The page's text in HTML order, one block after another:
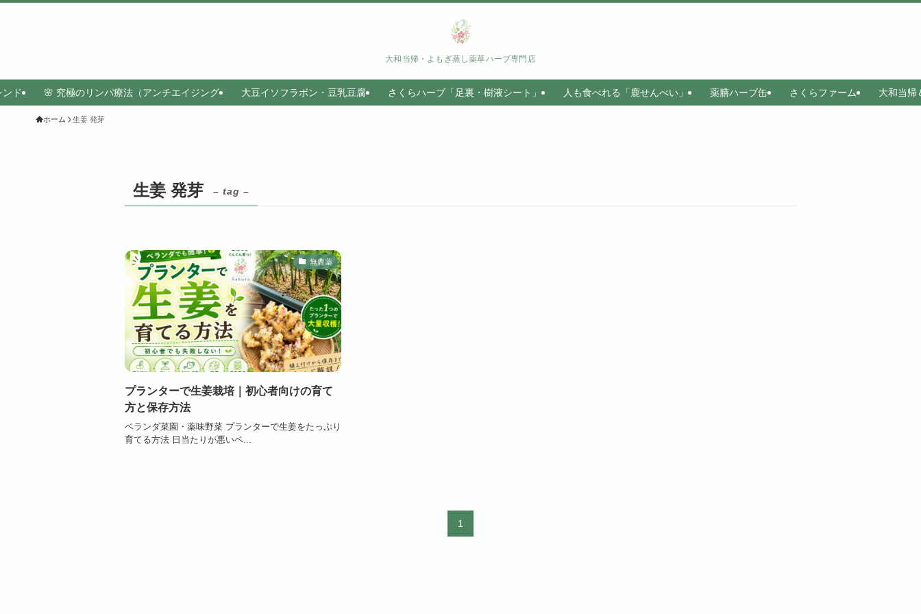
大和当帰・よもぎ蒸し薬草ハーブ専門店
ド 🌸 究極のリンパ療法（アンチエイジング 大豆イソフラボン・豆乳豆腐 さくらハーブ「足裏・樹液シート」 人も食べれる「鹿せんべい」 薬膳ハーブ缶 さくらファーム 大和当帰
ホーム 生姜 発芽
生姜 発芽 – tag –
無農薬
プランターで生姜栽培｜初心者向けの育て
方と保存方法
ベランダ菜園・薬味野菜 プランターで生姜をたっぷり
育てる方法 日当たりが悪いベ...
1